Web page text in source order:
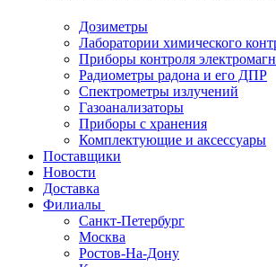
Дозиметры
Лаборатории химического
Приборы контроля
Радиометры радона и его ДПР
Спектрометры излучений
Газоанализаторы
Приборы с хранения
Комплектующие и аксессуары
Поставщики
Новости
Доставка
Филиалы
Санкт-Петербург
Москва
Ростов-На-Дону